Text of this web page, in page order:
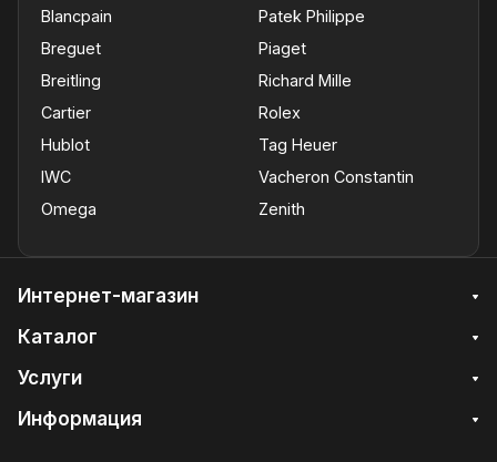
Blancpain
Breguet
Breitling
Cartier
Hublot
IWC
Omega
Patek Philippe
Piaget
Richard Mille
Rolex
Tag Heuer
Vacheron Constantin
Zenith
Интернет-магазин
Каталог
Услуги
Информация